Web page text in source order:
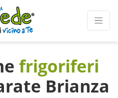
frigoriferi
Brianza